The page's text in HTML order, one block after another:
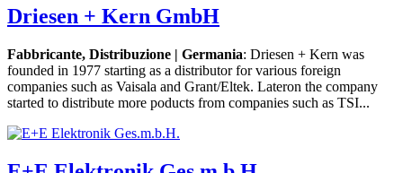
Driesen + Kern GmbH
Fabbricante, Distribuzione | Germania: Driesen + Kern was
founded in 1977 starting as a distributor for various foreign
companies such as Vaisala and Grant/Eltek. Lateron the company
started to distribute more poducts from companies such as TSI...